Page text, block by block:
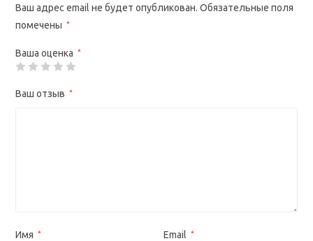
Ваш адрес email не будет опубликован. Обязательные поля
помечены
*
Ваша оценка *
Ваш отзыв *
Имя * Email *